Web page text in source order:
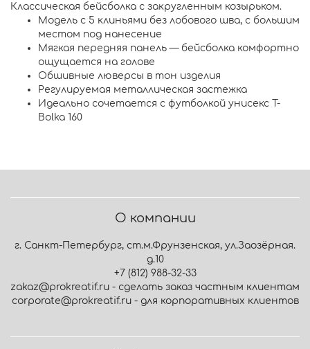
Классическая бейсболка с закругленным козырьком.
Модель с 5 клиньями без лобового шва, с большим
местом под нанесение
Мягкая передняя панель — бейсболка комфортно
ощущается на голове
Обшивные люверсы в тон изделия
Регулируемая металлическая застежка
Идеально сочетается с футболкой унисекс T-
Bolka 160
О компании
г. Санкт-Петербург, ст.м.Фрунзенская, ул.Заозёрная.
д.10
+7 (812) 988-32-33
zakaz@prokreatif.ru - сделать заказ частным клиентам
corporate@prokreatif.ru - для корпоративных клиентов